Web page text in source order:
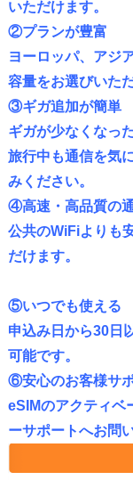
いただけます。
②プランが豊富
ヨーロッパ、アジ
容量をお選びいた
③ギガ追加が簡単
ギガが少なくなっ
旅行中も通信を気
みください。
④高速・高品質の
公共のWiFiよりも
だけます。
⑤いつでも使える
申込み日から30日
可能です。
⑥安心のお客様サ
eSIMのアクティベ
ーサポートへお問